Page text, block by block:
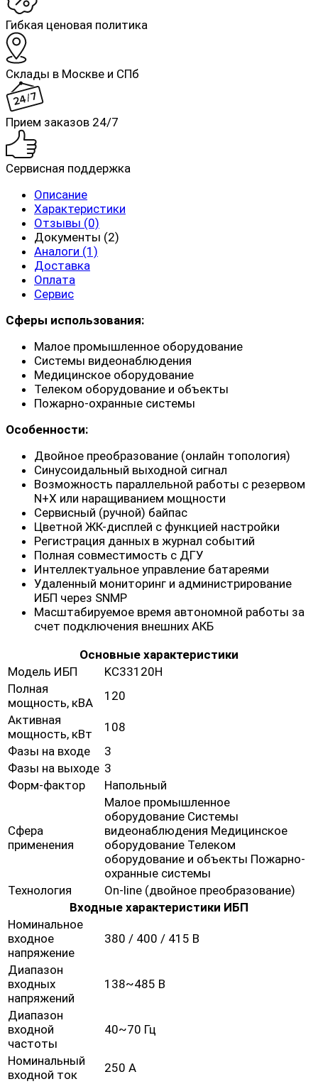
Гибкая ценовая политика
Склады в Москве и СПб
Прием заказов 24/7
Сервисная поддержка
Описание
Характеристики
Отзывы (0)
Документы (2)
Аналоги (1)
Доставка
Оплата
Сервис
Сферы использования:
Малое промышленное оборудование
Системы видеонаблюдения
Медицинское оборудование
Телеком оборудование и объекты
Пожарно-охранные системы
Особенности:
Двойное преобразование (онлайн топология)
Синусоидальный выходной сигнал
Возможность параллельной работы с резервом
N+X или наращиванием мощности
Сервисный (ручной) байпас
Цветной ЖК-дисплей с функцией настройки
Регистрация данных в журнал событий
Полная совместимость с ДГУ
Интеллектуальное управление батареями
Удаленный мониторинг и администрирование
ИБП через SNMP
Масштабируемое время автономной работы за
счет подключения внешних АКБ
Основные характеристики
Модель ИБП
KC33120H
Полная
мощность, кВА
120
Активная
мощность, кВт
108
Фазы на входе
3
Фазы на выходе 3
Форм-фактор
Напольный
Сфера
применения
Малое промышленное
оборудование Системы
видеонаблюдения Медицинское
оборудование Телеком
оборудование и объекты Пожарно-
охранные системы
Технология
On-line (двойное преобразование)
Входные характеристики ИБП
Номинальное
входное
напряжение
380 / 400 / 415 В
Диапазон
входных
напряжений
138~485 В
Диапазон
входной
частоты
40~70 Гц
Номинальный
входной ток
250 А